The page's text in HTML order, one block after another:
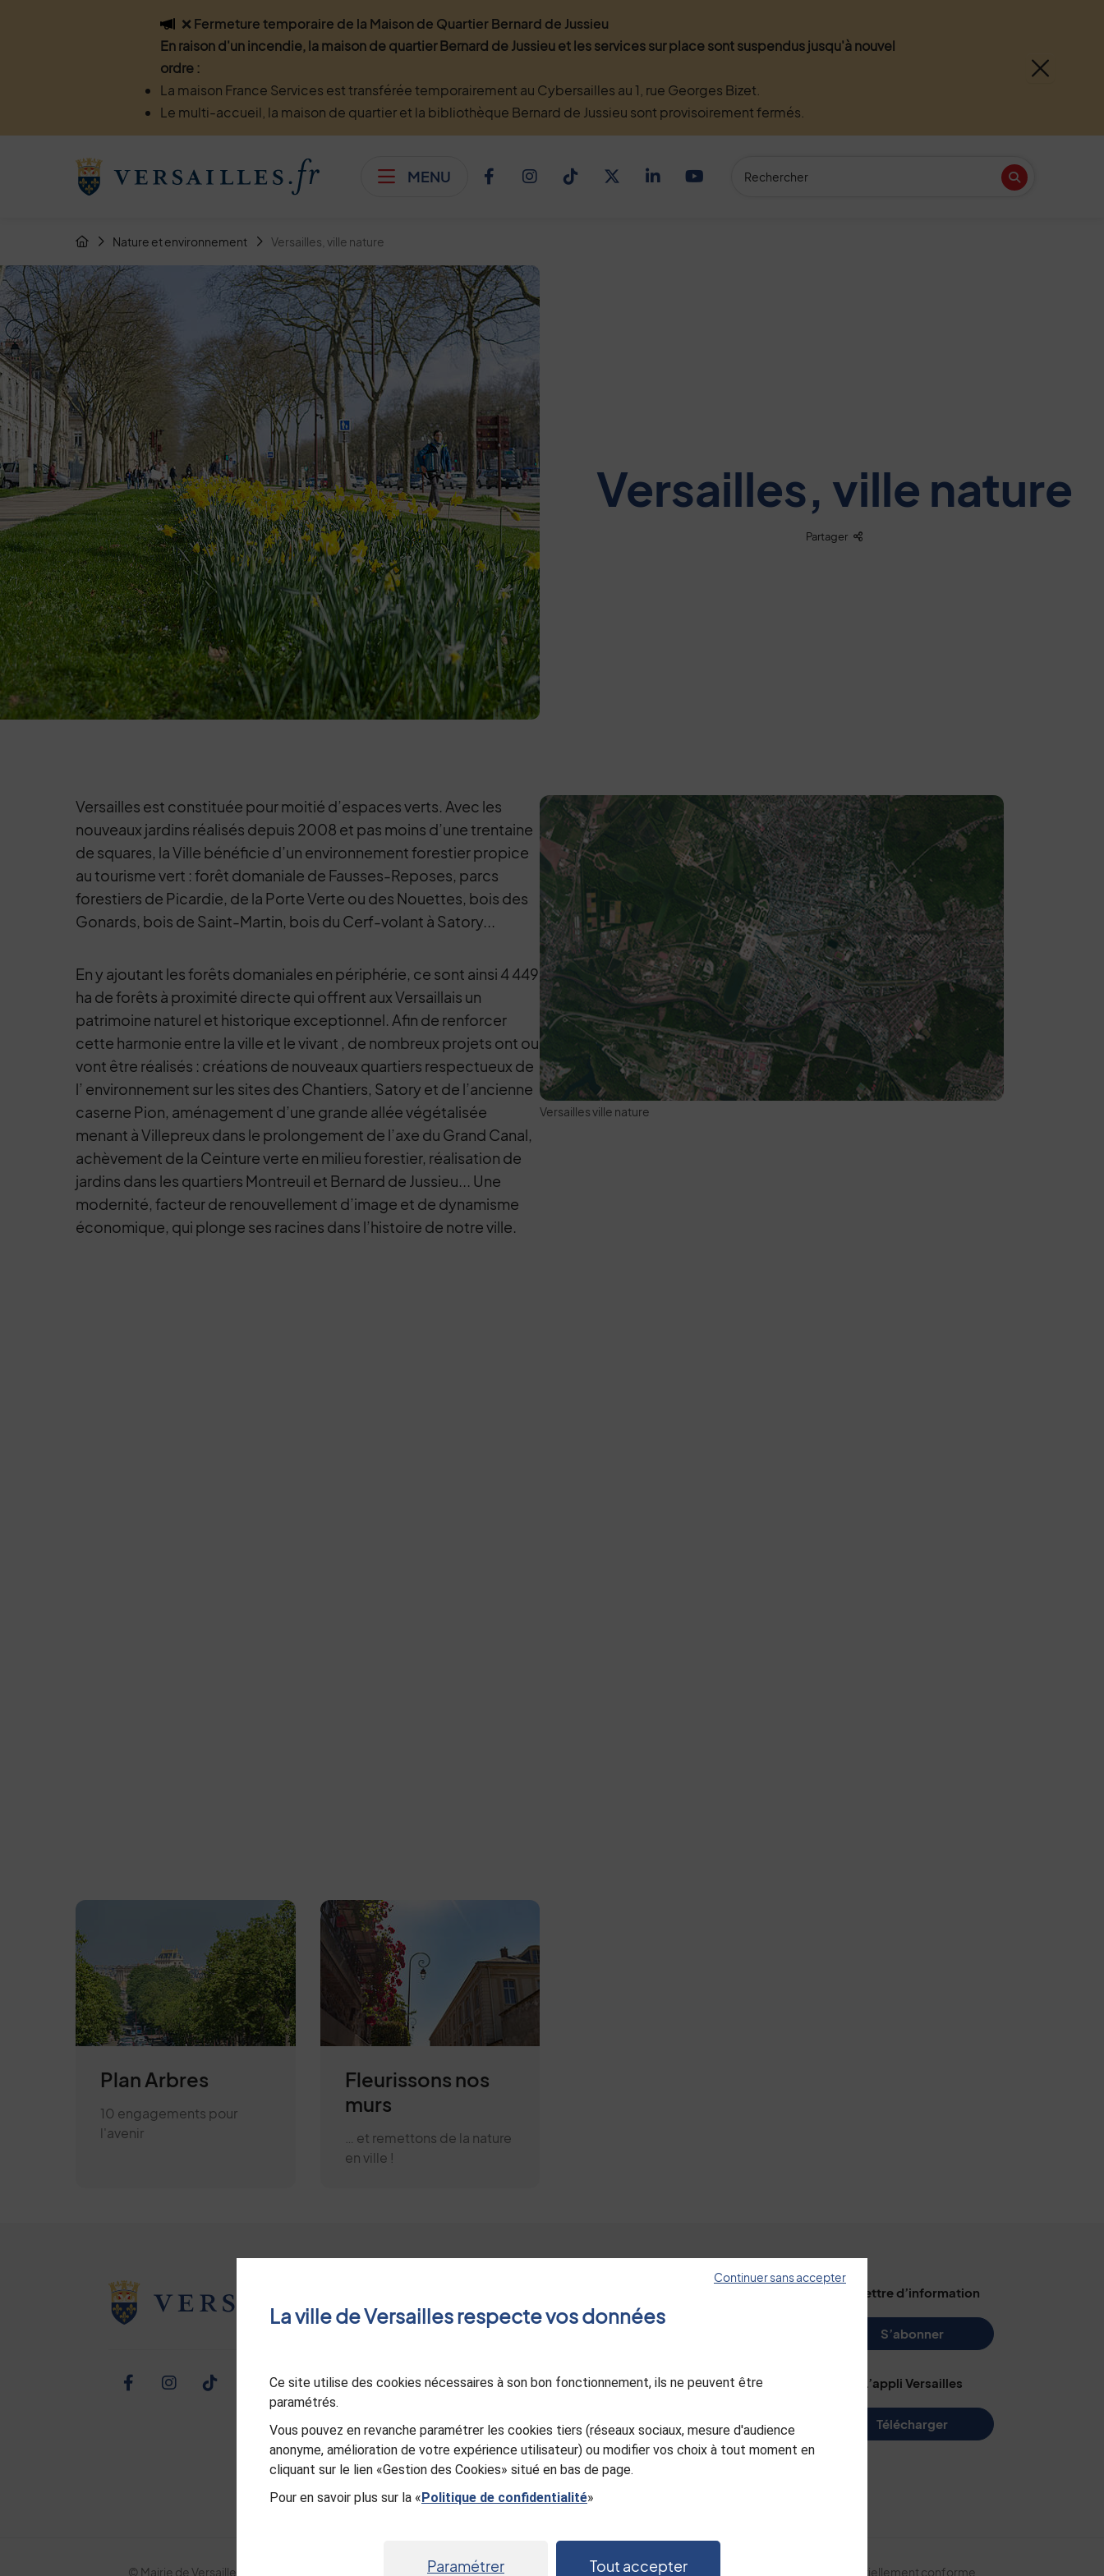
Flash info
❌ Fermeture temporaire de la Maison de Quartier Bernard de Jussieu
En raison d'un incendie, la maison de quartier Bernard de Jussieu et les services sur place sont suspendus jusqu'à nouvel
ordre :
La maison France Services est transférée temporairement au Cybersailles au 1, rue Georges Bizet.
Le multi-accueil, la maison de quartier et la bibliothèque Bernard de Jussieu sont provisoirement fermés.
Retour à l'accueil Afficher le menu
MENU
Facebook
Instagram
TikTokTwitter
LinkedinYoutube
Recherche
Fil d'Arianne de la page
Page d'accueil du site
Nature et environnement Versailles, ville nature
Image d'illustration de Versailles, ville nature
Versailles, ville nature
Partager Liste des liens de partage
Versailles ville nature
Versailles est constituée pour moitié d’espaces verts. Avec les
nouveaux jardins réalisés depuis 2008 et pas moins d’une trentaine
de squares, la Ville bénéficie d’un environnement forestier propice
au tourisme vert : forêt domaniale de Fausses-Reposes, parcs
forestiers de Picardie, de la Porte Verte ou des Nouettes, bois des
Gonards, bois de Saint-Martin, bois du Cerf-volant à Satory...
En y ajoutant les forêts domaniales en périphérie, ce sont ainsi 4 449
ha de forêts à proximité directe qui offrent aux Versaillais un
patrimoine naturel et historique exceptionnel. Afin de renforcer
cette harmonie entre la ville et le vivant , de nombreux projets ont ou
vont être réalisés : créations de nouveaux quartiers respectueux de
l’ environnement sur les sites des Chantiers, Satory et de l’ancienne
caserne Pion, aménagement d’une grande allée végétalisée
menant à Villepreux dans le prolongement de l’axe du Grand Canal,
achèvement de la Ceinture verte en milieu forestier, réalisation de
jardins dans les quartiers Montreuil et Bernard de Jussieu... Une
modernité, facteur de renouvellement d’image et de dynamisme
économique, qui plonge ses racines dans l’histoire de notre ville.
0 : colonne centrale + page sommaire
Plan Arbres
10 engagements pour
l'avenir
Fleurissons nos
murs
… et remettons de la nature
en ville !
Facebook
Instagram
TikTokTwitterLinkedin
4, avenue de Paris RP1144
Nous contacter
nous
Jeunes à Versailles
Ancienne Poste de
Office de Tourisme
La lettre d’information
S’abonner
L’appli Versailles
Télécharger
© Mairie de Versailles Gestion des cookies Mentions légales Accessibilité : partiellement conforme
Continuer sans accepter
La ville de Versailles respecte vos données
Ce site utilise des cookies nécessaires à son bon fonctionnement, ils ne peuvent être
paramétrés.
Vous pouvez en revanche paramétrer les cookies tiers (réseaux sociaux, mesure d'audience
anonyme, amélioration de votre expérience utilisateur) ou modifier vos choix à tout moment en
cliquant sur le lien «Gestion des Cookies» situé en bas de page.
Pour en savoir plus sur la «Politique de confidentialité»
Tout accepter
Paramétrer